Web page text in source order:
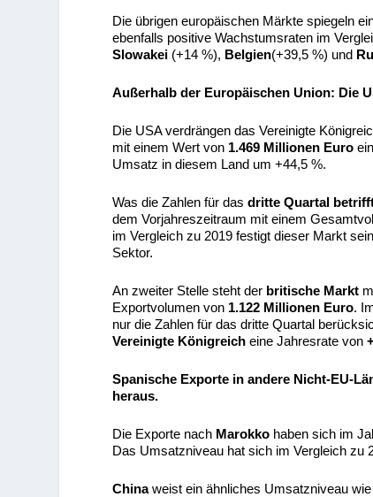
Die übrigen europäischen Märkte spiegeln
ebenfalls positive Wachstumsraten im
Slowakei (+14 %), Belgien(+39,5 %) und
Außerhalb der Europäischen Union: Die
Die USA verdrängen das Vereinigte
mit einem Wert von 1.469 Millionen Euro
Umsatz in diesem Land um +44,5 %.
Was die Zahlen für dasdritte Quartal
dem Vorjahreszeitraum mit einem
im Vergleich zu 2019 festigt dieser Markt
Sektor.
An zweiter Stelle steht der britische Markt
Exportvolumen von 1.122 Millionen Euro.
nur die Zahlen für das dritte Quartal
Vereinigte Königreich eine Jahresrate von
Spanische Exporte in andere Nicht-EU-
heraus.
Die Exporte nach Marokko haben sich im
Das Umsatzniveau hat sich im Vergleich zu
Chinaweist ein ähnliches Umsatzniveau